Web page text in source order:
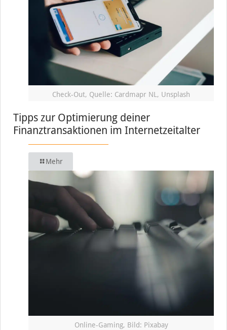
Check-Out, Quelle: Cardmapr NL, Unsplash
Tipps zur Optimierung deiner
Finanztransaktionen im Internetzeitalter
Mehr
Online-Gaming, Bild: Pixabay